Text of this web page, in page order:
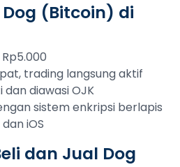
(Bitcoin) di
trading langsung aktif
diawasi OJK
sistem enkripsi berlapis
iOS
dan Jual Dog